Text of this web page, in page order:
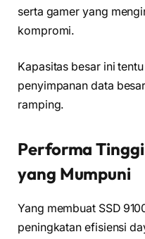
serta gamer yang
kompromi.
Kapasitas besar ini
penyimpanan data
ramping.
Performa
yang Mumpuni
Yang membuat SSD
peningkatan efisiensi